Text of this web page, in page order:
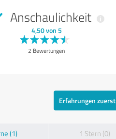
Anschaulichkeit
4,50 von 5
2 Bewertungen
Erfahrungen zuerst
(1) 1 Stern (0)